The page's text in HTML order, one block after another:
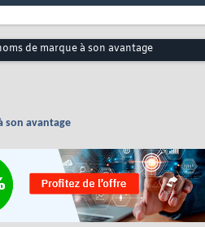
de marque à son avantage
son avantage